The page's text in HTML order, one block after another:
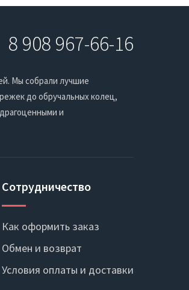
8 908 967-66-16
Мы собрали лучшие
до обручальных колец,
и
Сотрудничество
Как оформить заказ
Обмен и возврат
Условия оплаты и доставки